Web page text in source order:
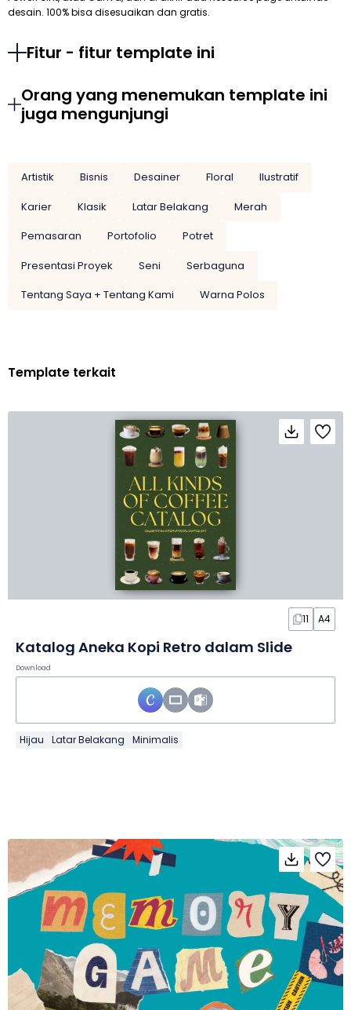
desain. 100% bisa disesuaikan dan gratis.
Fitur - fitur template ini
Orang yang menemukan template ini
juga mengunjungi
Artistik Bisnis Desainer Floral
Ilustratif
Karier
Klasik Latar Belakang
Merah
Pemasaran
Portofolio
Potret
Presentasi Proyek
Seni
Serbaguna
Tentang Saya + Tentang Kami
Warna Polos
Template terkait
11 A4
Katalog Aneka Kopi Retro dalam Slide
Download
Hijau Latar Belakang Minimalis